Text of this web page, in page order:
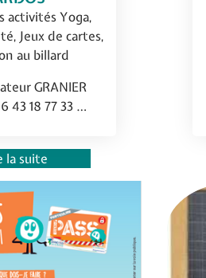
activités Yoga,
Jeux de cartes,
au billard
GRANIER
43 18 77 33 …
la suite